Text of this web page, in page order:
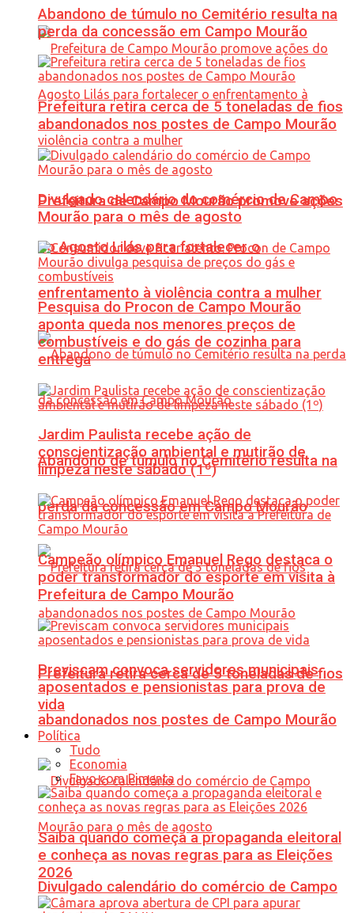
Prefeitura de Campo Mourão promove ações
do Agosto Lilás para fortalecer o
enfrentamento à violência contra a mulher
Abandono de túmulo no Cemitério resulta na
perda da concessão em Campo Mourão
Prefeitura retira cerca de 5 toneladas de fios
abandonados nos postes de Campo Mourão
Divulgado calendário do comércio de Campo
Abandono de túmulo no Cemitério resulta na
perda da concessão em Campo Mourão
Prefeitura retira cerca de 5 toneladas de fios
abandonados nos postes de Campo Mourão
Divulgado calendário do comércio de Campo
Mourão para o mês de agosto
Pesquisa do Procon de Campo Mourão
aponta queda nos menores preços de
combustíveis e do gás de cozinha para
entrega
Jardim Paulista recebe ação de
conscientização ambiental e mutirão de
limpeza neste sábado (1º)
Campeão olímpico Emanuel Rego destaca o
poder transformador do esporte em visita à
Prefeitura de Campo Mourão
Previscam convoca servidores municipais
aposentados e pensionistas para prova de
vida
Política
Tudo
Economia
Favo com Pimenta
Saiba quando começa a propaganda eleitoral
e conheça as novas regras para as Eleições
2026